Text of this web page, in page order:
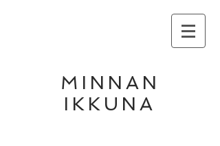
MINNAN
IKKUNA